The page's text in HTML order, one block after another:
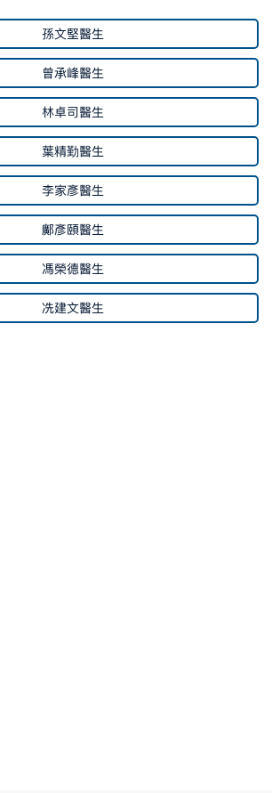
孫文堅醫生
曾承峰醫生
林卓司醫生
葉精勤醫生
李家彥醫生
鄺彥頤醫生
馮榮德醫生
冼建文醫生